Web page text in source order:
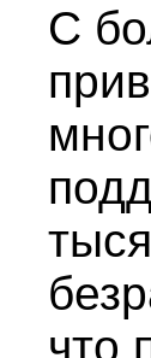
С
что